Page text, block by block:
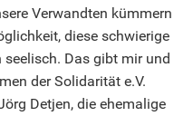
Verwandten kümmern
diese schwierige
Das gibt mir und
der Solidarität e.V.
Detjen, die ehemalige